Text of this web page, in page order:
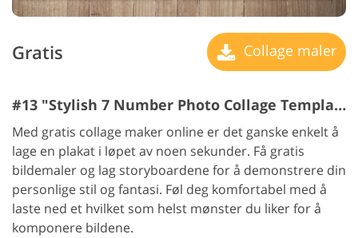
Gratis Collage maler
#13 "Stylish 7 Number Photo Collage Template"
Med gratis collage maker online er det ganske enkelt å
lage en plakat i løpet av noen sekunder. Få gratis
bildemaler og lag storyboardene for å demonstrere din
personlige stil og fantasi. Føl deg komfortabel med å
laste ned et hvilket som helst mønster du liker for å
komponere bildene.